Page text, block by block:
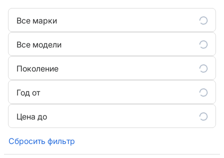
Все марки
Все модели
Поколение
Год от
Цена до
Сбросить фильтр